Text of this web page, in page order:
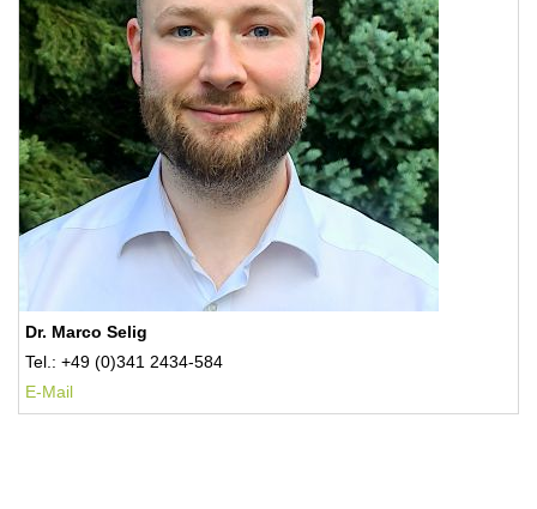
Dr. Marco Selig
Tel.: +49 (0)341 2434-584
E-Mail